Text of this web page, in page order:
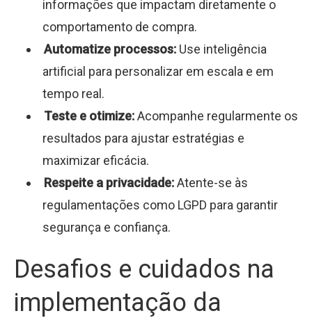
informações que impactam diretamente o
comportamento de compra.
Automatize processos: Use inteligência
artificial para personalizar em escala e em
tempo real.
Teste e otimize:Acompanhe regularmente os
resultados para ajustar estratégias e
maximizar eficácia.
Respeite a privacidade:Atente-se às
regulamentações como LGPD para garantir
segurança e confiança.
Desafios e cuidados na
implementação da